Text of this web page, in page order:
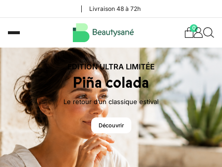
Livraison 48 à 72h
0
ÉDITION ULTRA LIMITÉE
Piña colada
Le retour d’un classique estival
Découvrir